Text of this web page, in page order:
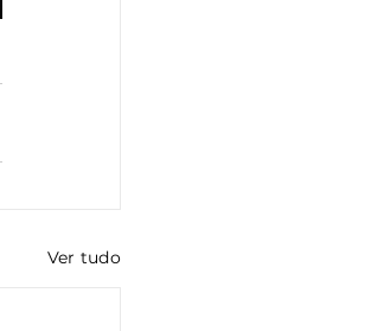
Ver tudo